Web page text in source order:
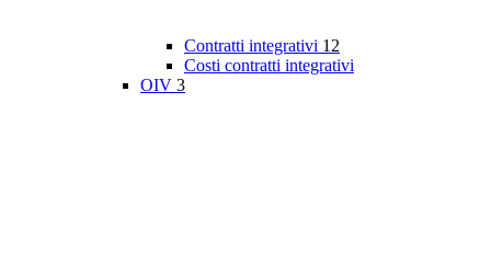
Contratti integrativi 12
Costi contratti integrativi
OIV 3